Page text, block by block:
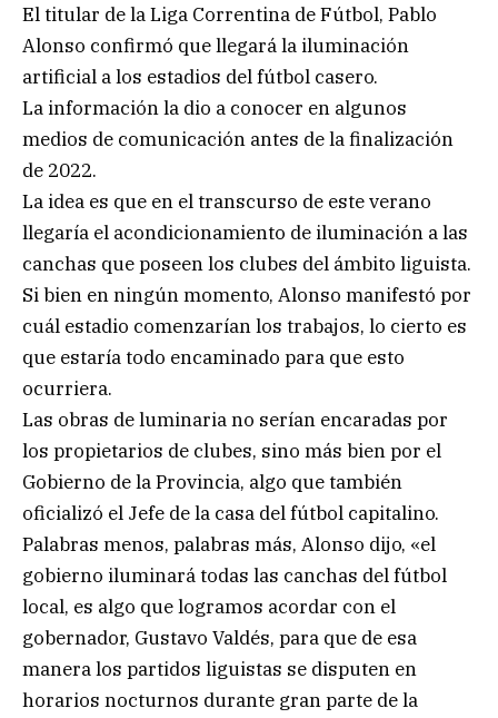
El titular de la Liga Correntina de Fútbol, Pablo
Alonso confirmó que llegará la iluminación
artificial a los estadios del fútbol casero.
La información la dio a conocer en algunos
medios de comunicación antes de la finalización
de 2022.
La idea es que en el transcurso de este verano
llegaría el acondicionamiento de iluminación a las
canchas que poseen los clubes del ámbito liguista.
Si bien en ningún momento, Alonso manifestó por
cuál estadio comenzarían los trabajos, lo cierto es
que estaría todo encaminado para que esto
ocurriera.
Las obras de luminaria no serían encaradas por
los propietarios de clubes, sino más bien por el
Gobierno de la Provincia, algo que también
oficializó el Jefe de la casa del fútbol capitalino.
Palabras menos, palabras más, Alonso dijo, «el
gobierno iluminará todas las canchas del fútbol
local, es algo que logramos acordar con el
gobernador, Gustavo Valdés, para que de esa
manera los partidos liguistas se disputen en
horarios nocturnos durante gran parte de la